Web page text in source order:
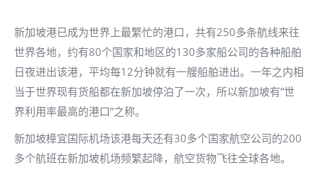
新加坡港已成为世界上最繁忙的港口，共有250多条航线来往
世界各地，约有80个国家和地区的130多家船公司的各种船舶
日夜进出该港，平均每12分钟就有一艘船舶进出。一年之内相
当于世界现有货船都在新加坡停泊了一次，所以新加坡有”世
界利用率最高的港口”之称。
新加坡樟宜国际机场该港每天还有30多个国家航空公司的200
多个航班在新加坡机场频繁起降，航空货物飞往全球各地。